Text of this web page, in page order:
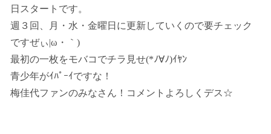
日スタートです。
週３回、月・水・金曜日に更新していくので要チェック
ですぜぃ|ω・｀)
最初の一枚をモバコでチラ見せ(*ﾉ∀ﾉ)ｲﾔﾝ
青少年がｲﾊﾟｰｲですな！
梅佳代ファンのみなさん！コメントよろしくデス☆